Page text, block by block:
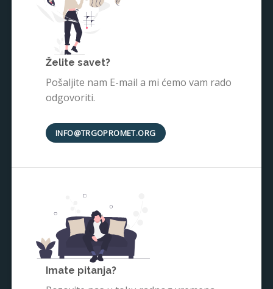
Želite savet?
Pošaljite nam E-mail a mi ćemo vam rado
odgovoriti.
INFO@TRGOPROMET.ORG
Imate pitanja?